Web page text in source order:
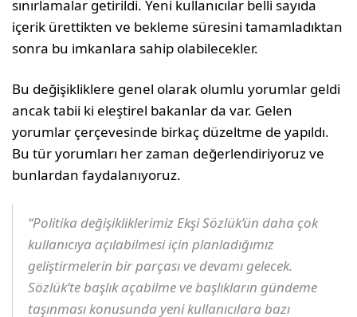
sınırlamalar getirildi. Yeni kullanıcılar belli sayıda
içerik ürettikten ve bekleme süresini tamamladıktan
sonra bu imkanlara sahip olabilecekler.
Bu değişikliklere genel olarak olumlu yorumlar geldi
ancak tabii ki eleştirel bakanlar da var. Gelen
yorumlar çerçevesinde birkaç düzeltme de yapıldı.
Bu tür yorumları her zaman değerlendiriyoruz ve
bunlardan faydalanıyoruz.
“Politika değişikliklerimiz Ekşi Sözlük’ün daha çok
kullanıcıya açılabilmesi için planladığımız
geliştirmelerin bir parçası ve devamı gelecek.
Sözlük’te başlık açabilme ve başlıkların gündeme
taşınması konusunda yeni kullanıcılara bazı